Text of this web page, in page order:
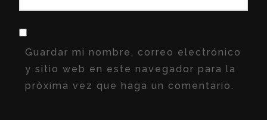
Guardar mi nombre, correo electrónico
y sitio web en este navegador para la
próxima vez que haga un comentario.